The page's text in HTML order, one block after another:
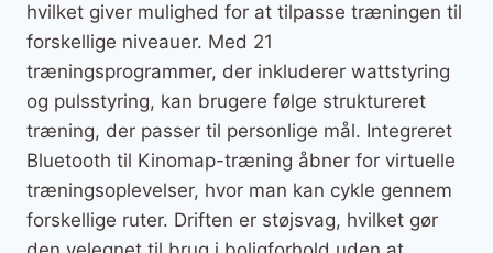
hvilket giver mulighed for at tilpasse træningen til
forskellige niveauer. Med 21
træningsprogrammer, der inkluderer wattstyring
og pulsstyring, kan brugere følge struktureret
træning, der passer til personlige mål. Integreret
Bluetooth til Kinomap-træning åbner for virtuelle
træningsoplevelser, hvor man kan cykle gennem
forskellige ruter. Driften er støjsvag, hvilket gør